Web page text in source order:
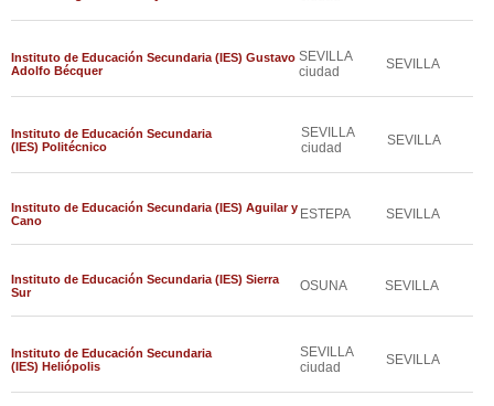
Instituto de Educación Secundaria (IES) Gustavo
Adolfo Bécquer
SEVILLA
ciudad
SEVILLA
Instituto de Educación Secundaria
(IES) Politécnico
SEVILLA
ciudad
SEVILLA
Instituto de Educación Secundaria (IES) Aguilar y
Cano
ESTEPA SEVILLA
Instituto de Educación Secundaria (IES) Sierra
Sur
OSUNA SEVILLA
Instituto de Educación Secundaria
(IES) Heliópolis
SEVILLA
ciudad
SEVILLA